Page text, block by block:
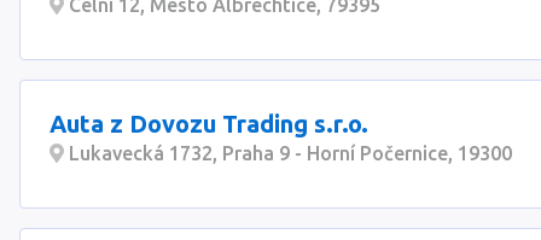
Celní 12, Mesto Albrechtice, 79395
Auta z Dovozu Trading s.r.o.
Lukavecká 1732, Praha 9 - Horní Počernice, 19300